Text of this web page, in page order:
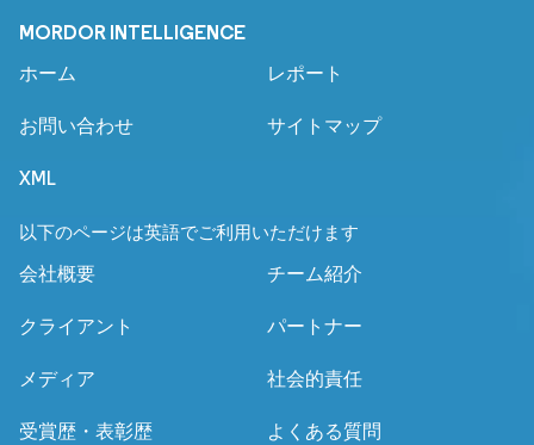
MORDOR INTELLIGENCE
ホーム レポート
お問い合わせ サイトマップ
XML
以下のページは英語でご利用いただけます
会社概要 チーム紹介
クライアント パートナー
メディア 社会的責任
受賞歴・表彰歴 よくある質問